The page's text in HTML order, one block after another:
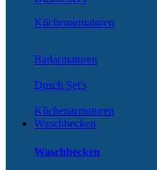
Küchenarmaturen
Badarmaturen
Dusch Set's
Küchenarmaturen
Waschbecken
Waschbecken